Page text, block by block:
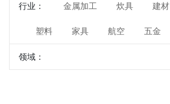
行业： 金属加工 炊具 建材
塑料 家具 航空 五金
领域：